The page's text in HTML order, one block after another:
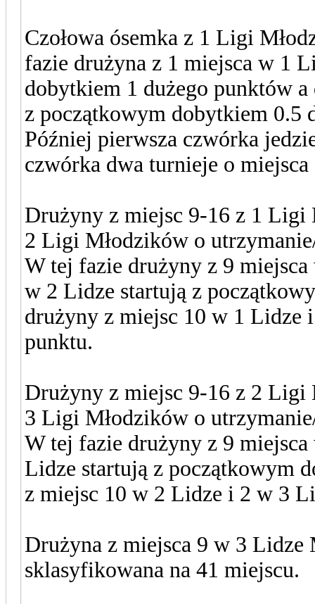
Czołowa ósemka z 1 Ligi
fazie drużyna z 1 miejsca w 1
dobytkiem 1 dużego punktów
z początkowym dobytkiem 0.5
Później pierwsza czwórka
czwórka dwa turnieje o miejsca
Drużyny z miejsc 9-16 z 1 Ligi
2 Ligi Młodzików o
W tej fazie drużyny z 9
w 2 Lidze startują z
drużyny z miejsc 10 w 1 Lidze
punktu.
Drużyny z miejsc 9-16 z 2 Ligi
3 Ligi Młodzików o
W tej fazie drużyny z 9
Lidze startują z początkowym
z miejsc 10 w 2 Lidze i 2 w 3
Drużyna z miejsca 9 w 3 Lidze
sklasyfikowana na 41 miejscu.